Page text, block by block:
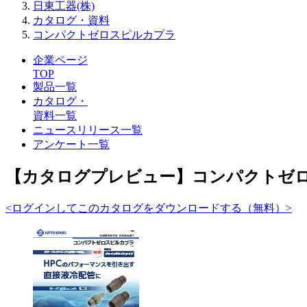
日東工器(株)
カタログ・資料
コンパクトゼロスピルカプラ
企業ページ
TOP
製品一覧
カタログ・
資料一覧
ニュースリリース一覧
アンケート一覧
【カタログプレビュー】コンパクトゼ
<ログインしてこのカタログをダウンロードする（無料）>